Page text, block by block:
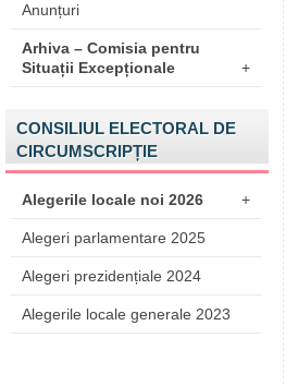
Anunțuri
Arhiva – Comisia pentru
Situații Excepționale
+
CONSILIUL ELECTORAL DE
CIRCUMSCRIPȚIE
Alegerile locale noi 2026 +
Alegeri parlamentare 2025
Alegeri prezidențiale 2024
Alegerile locale generale 2023